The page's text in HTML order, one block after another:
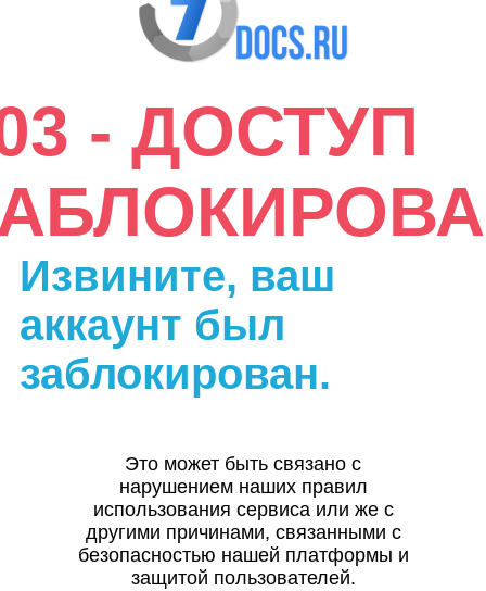
- ДОСТУП
Извините, ваш
аккаунт был
заблокирован.
Это может быть связано с
нарушением наших правил
использования сервиса или же с
другими причинами, связанными с
безопасностью нашей платформы и
защитой пользователей.